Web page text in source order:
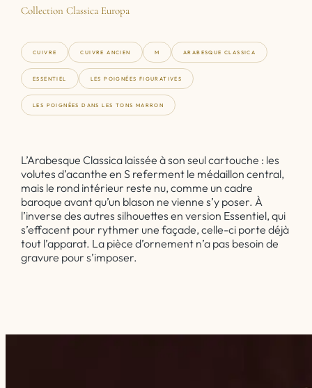
Collection Classica Europa
CUIVRE CUIVRE ANCIEN M ARABESQUE CLASSICA
ESSENTIEL LES POIGNÉES FIGURATIVES
LES POIGNÉES DANS LES TONS MARRON
L’Arabesque Classica laissée à son seul cartouche : les
volutes d’acanthe en S referment le médaillon central,
mais le rond intérieur reste nu, comme un cadre
baroque avant qu’un blason ne vienne s’y poser. À
l’inverse des autres silhouettes en version Essentiel, qui
s’effacent pour rythmer une façade, celle-ci porte déjà
tout l’apparat. La pièce d’ornement n’a pas besoin de
gravure pour s’imposer.